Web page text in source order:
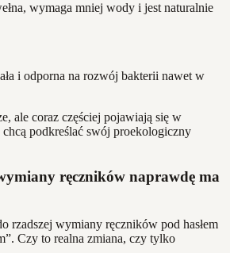
wymaga mniej wody i jest naturalnie
i odporna na rozwój bakterii nawet w
ale coraz częściej pojawiają się w
podkreślać swój proekologiczny
ręczników naprawdę ma
rzadszej wymiany ręczników pod hasłem
Czy to realna zmiana, czy tylko